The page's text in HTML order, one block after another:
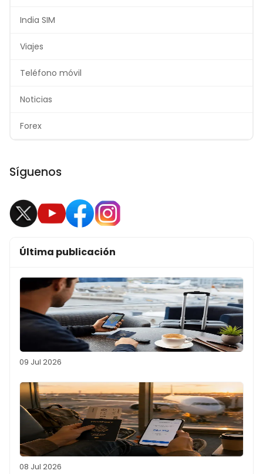
India SIM
Viajes
Teléfono móvil
Noticias
Forex
Síguenos
Última publicación
09 Jul 2026
08 Jul 2026